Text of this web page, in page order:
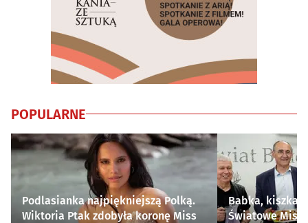
POPULARNE
Podlasianka najpiękniejszą Polką.
Wiktoria Ptak zdobyła koronę Miss
Babka, kiszka i
Światowe